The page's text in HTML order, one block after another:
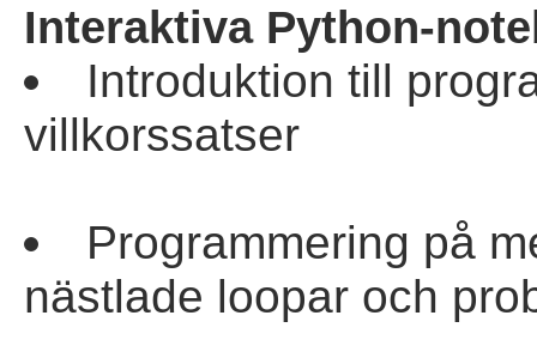
Interaktiva Python-
Introduktion till
villkorssatser
Programmering på
nästlade loopar och